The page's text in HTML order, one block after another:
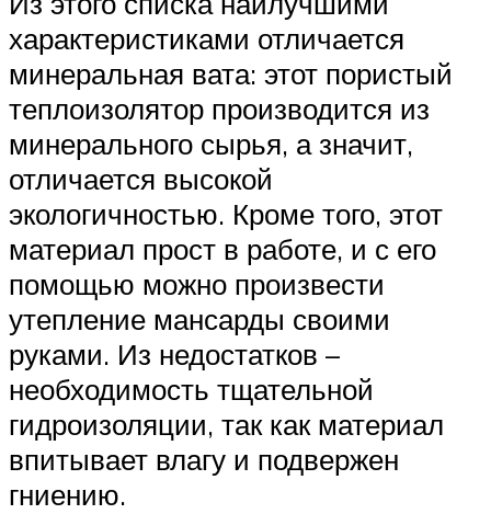
характеристиками отличается
минеральная вата: этот пористый
теплоизолятор производится из
минерального сырья, а значит,
отличается высокой
экологичностью. Кроме того, этот
материал прост в работе, и с его
помощью можно произвести
утепление мансарды своими
руками. Из недостатков –
необходимость тщательной
гидроизоляции, так как материал
впитывает влагу и подвержен
гниению.